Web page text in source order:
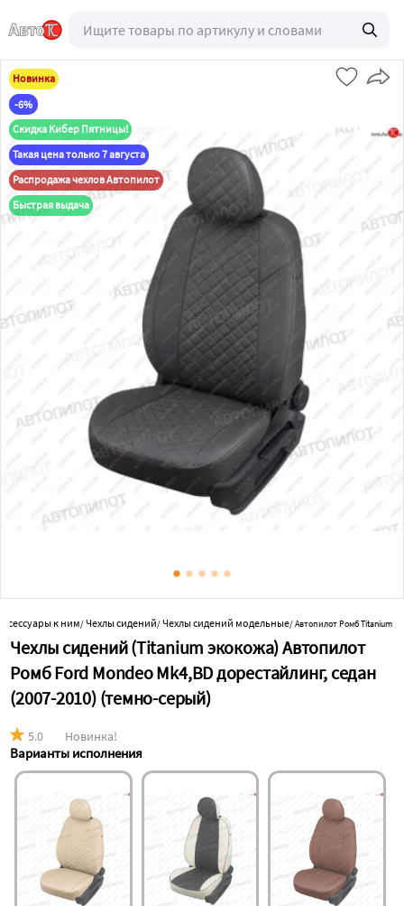
Новинка
-6%
Скидка Кибер Пятницы!
Такая цена только 7 августа
Распродажа чехлов Автопилот
Быстрая выдача
к ним/Чехлы сидений/Чехлы сидений модельные/Автопилот Ромб Titanium
Чехлы сидений (Titanium экокожа) Автопилот
Ромб Ford Mondeo Mk4,BD дорестайлинг, седан
(2007-2010) (темно-серый)
5.0 Новинка!
Варианты исполнения